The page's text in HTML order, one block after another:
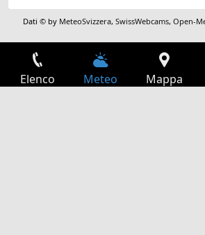
Dati © by MeteoSvizzera,SwissWebcams,Open-
Elenco Meteo Mappa